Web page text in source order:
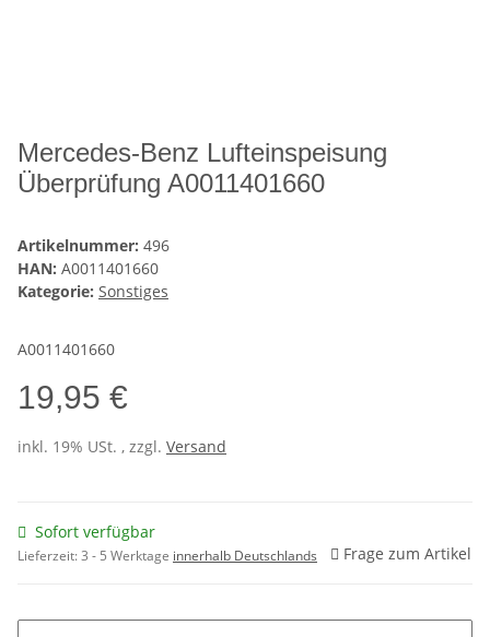
Mercedes-Benz Lufteinspeisung
Überprüfung A0011401660
Artikelnummer: 496
HAN: A0011401660
Kategorie: Sonstiges
A0011401660
19,95 €
inkl. 19% USt. , zzgl. Versand
Sofort verfügbar
Lieferzeit:3 - 5 Werktage innerhalb Deutschlands Frage zum Artikel